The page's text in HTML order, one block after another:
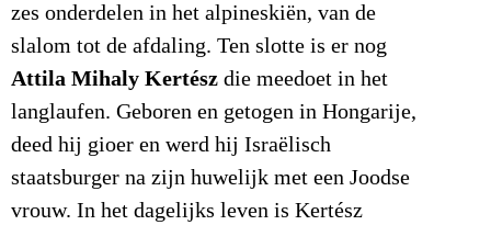
zes onderdelen in het alpineskiën, van de
slalom tot de afdaling. Ten slotte is er nog
Attila Mihaly Kertész die meedoet in het
langlaufen. Geboren en getogen in Hongarije,
deed hij gioer en werd hij Israëlisch
staatsburger na zijn huwelijk met een Joodse
vrouw. In het dagelijks leven is Kertész